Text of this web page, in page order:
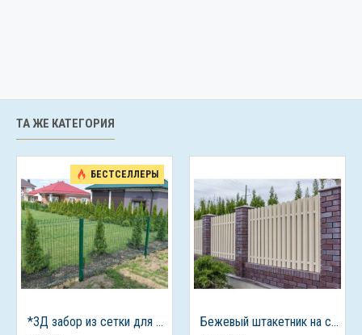
ТА ЖЕ КАТЕГОРИЯ
БЕСТСЕЛЛЕРЫ
*3Д забор из сетки для дачного дома Бежевый штакетник на столбах из кирпича